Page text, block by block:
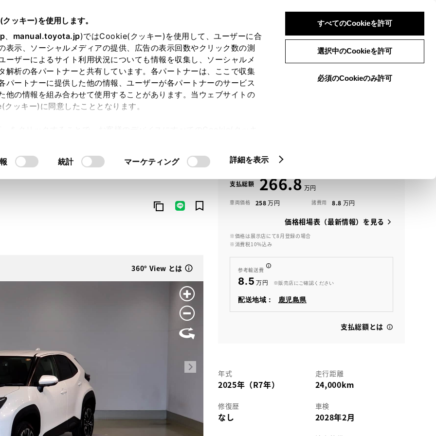
ッキー)を使用します。
、 manual.toyota.jp)ではCookie(クッキー)を使用して、ユーザーに合
表示、ソーシャルメディアの提供、広告の表示回数やクリック数の測
ーザーによるサイト利用状況についても情報を収集し、ソーシャルメ
解析の各パートナーと共有しています。各パートナーは、ここで収集
パートナーに提供した他の情報、ユーザーが各パートナーのサービス
他の情報を組み合わせて使用することがあります。当ウェブサイトの
ッキー)に同意したこととなります。
統計 マーケティング 詳細を表示
すべてのCookieを許可
選択中のCookieを許可
必須のCookieのみ許可
ログイン 検索 メニュー
メニュー
ンライン購入お気に入り 保存した見積り
360° View とは View
支払総額 266.8
車両価格 258 諸費用 8.8
価格相場表（最新情報）を見る
※価格は展示店にて8月登録の場合
※消費税10%込み
参考輸送費
8.5 ※販売店にご確認ください
配送地域： 鹿児島県
支払総額とは
年式
2025年（R7年）
走行距離
24,000km
修復歴
なし
車検
2028年2月